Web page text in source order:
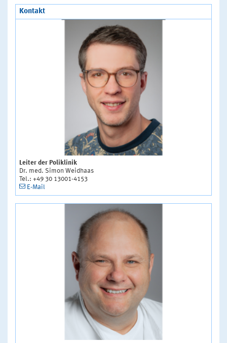
Kontakt
Leiter der Poliklinik
Dr. med. Simon Weidhaas
Tel.: +49 30 13001-4153
E-Mail